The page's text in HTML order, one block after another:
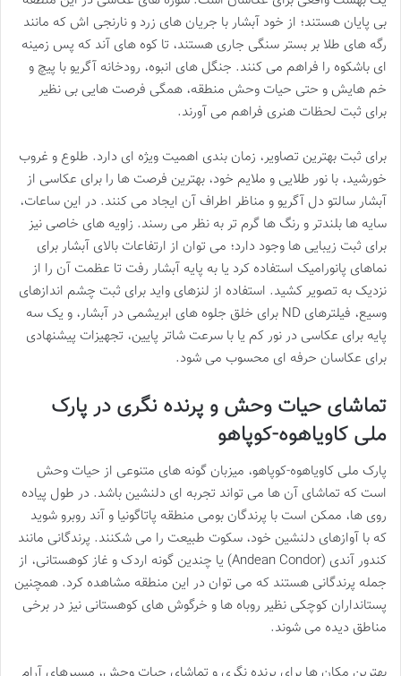
بی پایان هستند؛ از خود آبشار با جریان های زرد و نارنجی اش که مانند
رگه های طلا بر بستر سنگی جاری هستند، تا کوه های آند که پس زمینه
ای باشکوه را فراهم می کنند. جنگل های انبوه، رودخانه آگریو با پیچ و
خم هایش و حتی حیات وحش منطقه، همگی فرصت هایی بی نظیر
برای ثبت لحظات هنری فراهم می آورند.
برای ثبت بهترین تصاویر، زمان بندی اهمیت ویژه ای دارد. طلوع و غروب
خورشید، با نور طلایی و ملایم خود، بهترین فرصت ها را برای عکاسی از
آبشار سالتو دل آگریو و مناظر اطراف آن ایجاد می کنند. در این ساعات،
سایه ها بلندتر و رنگ ها گرم تر به نظر می رسند. زاویه های خاصی نیز
برای ثبت زیبایی ها وجود دارد؛ می توان از ارتفاعات بالای آبشار برای
نماهای پانورامیک استفاده کرد یا به پایه آبشار رفت تا عظمت آن را از
نزدیک به تصویر کشید. استفاده از لنزهای واید برای ثبت چشم اندازهای
وسیع، فیلترهای ND برای خلق جلوه های ابریشمی در آبشار، و یک سه
پایه برای عکاسی در نور کم یا با سرعت شاتر پایین، تجهیزات پیشنهادی
برای عکاسان حرفه ای محسوب می شود.
تماشای حیات وحش و پرنده نگری در پارک
ملی کاویاهوه-کوپاهو
پارک ملی کاویاهوه-کوپاهو، میزبان گونه های متنوعی از حیات وحش
است که تماشای آن ها می تواند تجربه ای دلنشین باشد. در طول پیاده
روی ها، ممکن است با پرندگان بومی منطقه پاتاگونیا و آند روبرو شوید
که با آوازهای دلنشین خود، سکوت طبیعت را می شکنند. پرندگانی مانند
کندور آندی (Andean Condor) یا چندین گونه اردک و غاز کوهستانی، از
جمله پرندگانی هستند که می توان در این منطقه مشاهده کرد. همچنین
پستانداران کوچکی نظیر روباه ها و خرگوش های کوهستانی نیز در برخی
مناطق دیده می شوند.